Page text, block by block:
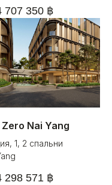
707 350 ฿
Nai Yang
1, 2 спальни
298 571 ฿